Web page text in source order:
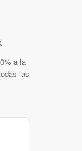
a la
las